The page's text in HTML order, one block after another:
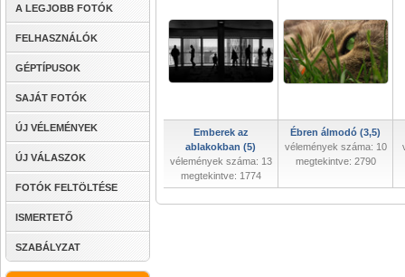
A LEGJOBB FOTÓK
FELHASZNÁLÓK
GÉPTÍPUSOK
SAJÁT FOTÓK
ÚJ VÉLEMÉNYEK
ÚJ VÁLASZOK
FOTÓK FELTÖLTÉSE
ISMERTETŐ
SZABÁLYZAT
Emberek az
ablakokban (5)
vélemények száma: 13
megtekintve: 1774
Ébren álmodó (3,5)
vélemények száma: 10
megtekintve: 2790